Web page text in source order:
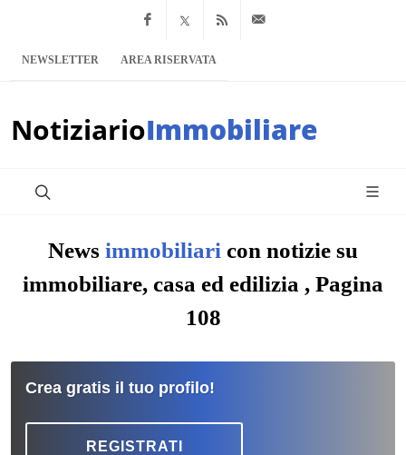
Facebook
x.com Feed RSS
NEWSLETTER AREA RISERVATA
NotiziarioImmobiliare
News immobiliari con notizie su
immobiliare, casa ed edilizia , Pagina
108
Crea gratis il tuo profilo!
REGISTRATI